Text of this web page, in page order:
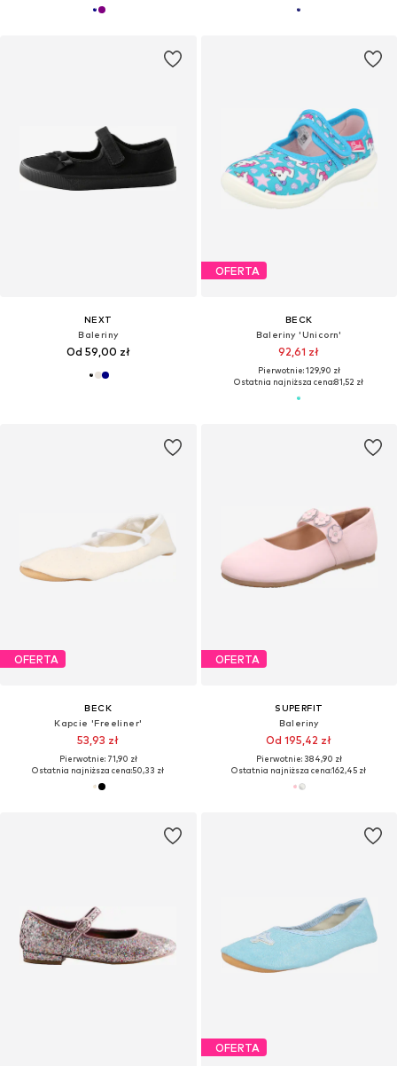
NEXT
Baleriny
Od 59,00 zł
OFERTA
BECK
Baleriny 'Unicorn'
92,61 zł
Pierwotnie: 129,90 zł
Ostatnia najniższa cena:81,52 zł
OFERTA
BECK
Kapcie 'Freeliner'
53,93 zł
Pierwotnie: 71,90 zł
Ostatnia najniższa cena:50,33 zł
OFERTA
SUPERFIT
Baleriny
Od 195,42 zł
Pierwotnie: 384,90 zł
Ostatnia najniższa cena:162,45 zł
OFERTA